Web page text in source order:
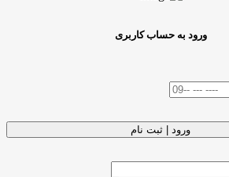
ورود به حساب کاربری
ورود | ثبت نام